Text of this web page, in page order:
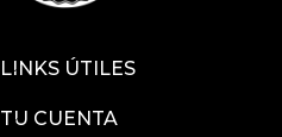
LINKS ÚTILES
TU CUENTA